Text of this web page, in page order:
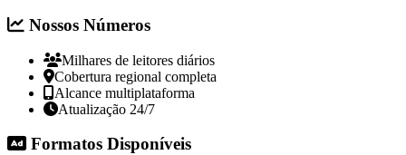
Nossos Números
Milhares de leitores diários
Cobertura regional completa
Alcance multiplataforma
Atualização 24/7
Formatos Disponíveis